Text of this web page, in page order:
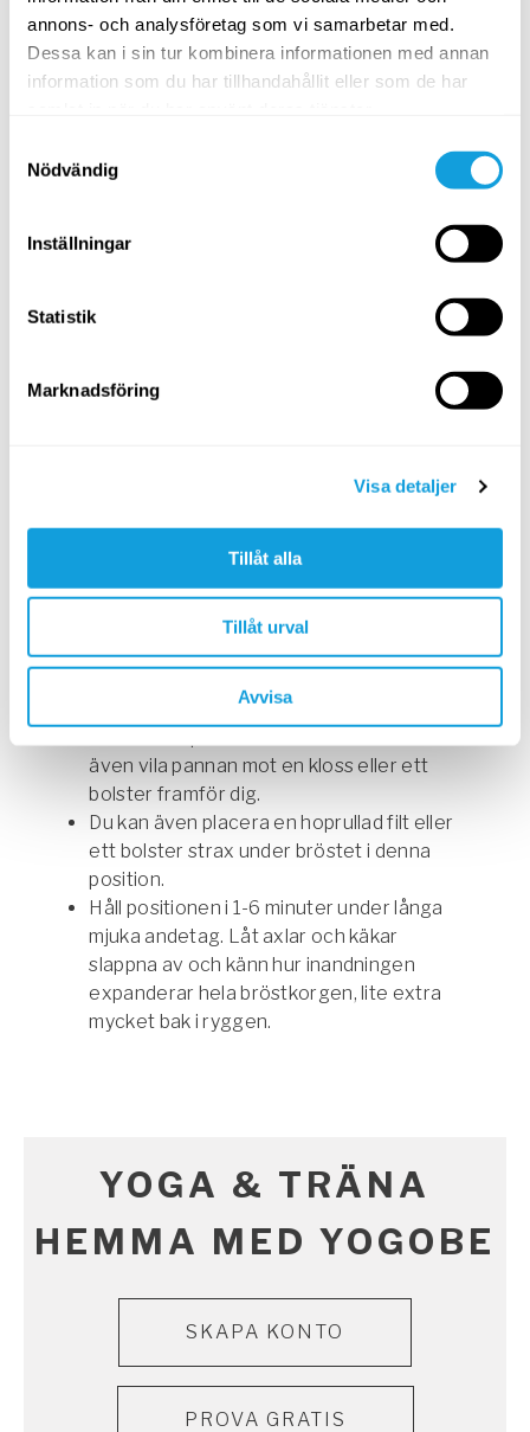
annons- och analysföretag som vi samarbetar med.
Dessa kan i sin tur kombinera informationen med annan
information som du har tillhandahållit eller som de har
Nödvändig
Inställningar
Statistik
Marknadsföring
Visa detaljer
Tillåt alla
Tillåt urval
Avvisa
hela bröstkorgen, lite extra mycket bak i
ryggen. Backa lite om du känner att du har
svårt att ta djupa andetag.
Passiv position (yinyoga):
I den passiva
överkroppen och låter benen slappna av.
Du kommer då ta ut rörelsen mer i
långt in du går i positionen, och förläng
Pressa ner underarmar i mattan och få en
känsla av att du vill dra dem bakåt, utan att
ryggraden. Sträva efter att ta ut rörelsen
under en längre tid bör du inte gå lika
djupt som i den aktiva varianten.
I den passiva positionen kan du släppa ner
nacken mer. Du kan välja att lyfta
armbågarna i golvet för att kunna vila
även vila pannan mot en kloss eller ett
bolster framför dig.
Du kan även placera en hoprullad filt eller
ett bolster strax under bröstet i denna
position.
Håll positionen i 1-6 minuter under långa
mjuka andetag. Låt axlar och käkar
slappna av och känn hur inandningen
expanderar hela bröstkorgen, lite extra
mycket bak i ryggen.
Yoga & träna online. Gå till sökverktyg
YOGA & TRÄNA
HEMMA MED YOGOBE
SKAPA KONTO
PROVA GRATIS